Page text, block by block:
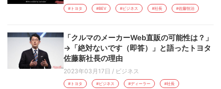
#トヨタ #BEV #ビジネス #社長 #佐藤恒治
「クルマのメーカーWeb直販の可能性は？」
→「絶対ないです（即答）」と語ったトヨタ
佐藤新社長の理由
2023年03月17日 / ビジネス
#トヨタ #ビジネス #ディーラー #社長